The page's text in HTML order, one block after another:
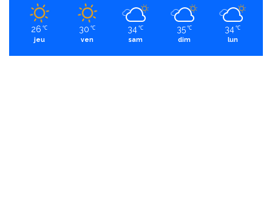
26 ℃
jeu
30 ℃
ven
34 ℃
sam
35 ℃
dim
34 ℃
lun